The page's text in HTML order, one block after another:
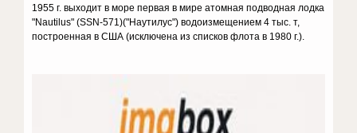
1955 г. выходит в море первая в мире атомная подводная лодка
"Nautilus" (SSN-571)("Наутилус") водоизмещением 4 тыс. т,
построенная в США (исключена из списков флота в 1980 г.).